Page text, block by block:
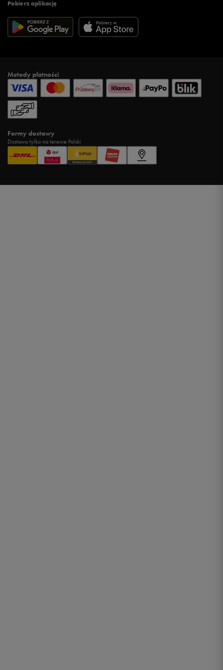
Pobierz aplikację
Metody płatności
Formy dostawy
Dostawa tylko na terenie Polski